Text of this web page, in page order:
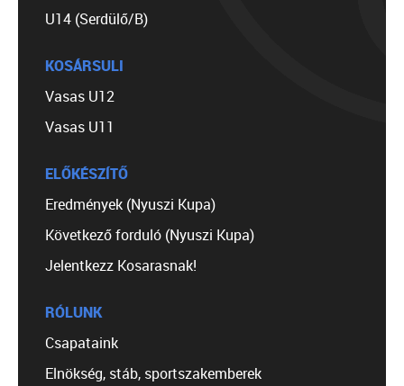
U14 (Serdülő/B)
KOSÁRSULI
Vasas U12
Vasas U11
ELŐKÉSZÍTŐ
Eredmények (Nyuszi Kupa)
Következő forduló (Nyuszi Kupa)
Jelentkezz Kosarasnak!
RÓLUNK
Csapataink
Elnökség, stáb, sportszakemberek